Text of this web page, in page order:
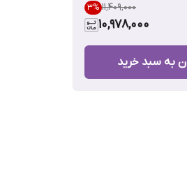
۱۱٬۴۰۹٬۰۰۰ 3%
10,978,000
به سبد خرید